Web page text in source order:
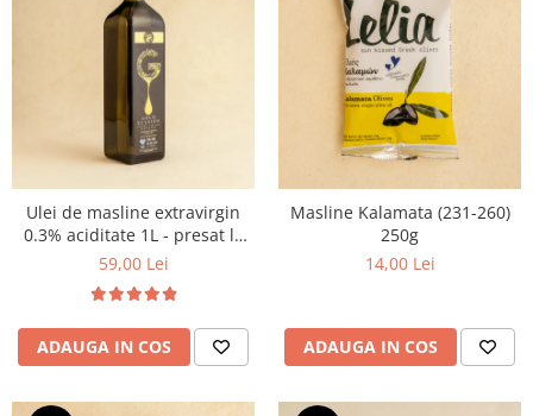
Ulei de masline extravirgin
0.3% aciditate 1L - presat la
rece
59,00 Lei
ADAUGA IN COS
Masline Kalamata (231-260)
250g
14,00 Lei
ADAUGA IN COS